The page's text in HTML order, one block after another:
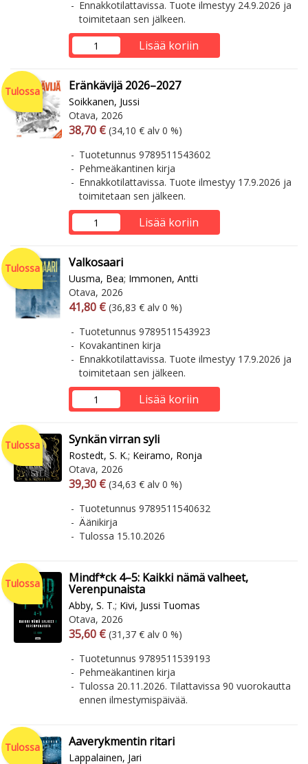
Ennakkotilattavissa. Tuote ilmestyy 24.9.2026 ja
toimitetaan sen jälkeen.
Lisää koriin
Tulossa Eränkävijä 2026–2027
Soikkanen, Jussi
Otava, 2026
Arvonlisäverollinen hinta
38,70 € Arvonlisäveroton hinta
(34,10 € alv 0 %)
Tuotetunnus 9789511543602
Pehmeäkantinen kirja
Ennakkotilattavissa. Tuote ilmestyy 17.9.2026 ja
toimitetaan sen jälkeen.
Lisää koriin
Tulossa Valkosaari
Uusma, Bea; Immonen, Antti
Otava, 2026
Arvonlisäverollinen hinta
41,80 € Arvonlisäveroton hinta
(36,83 € alv 0 %)
Tuotetunnus 9789511543923
Kovakantinen kirja
Ennakkotilattavissa. Tuote ilmestyy 17.9.2026 ja
toimitetaan sen jälkeen.
Lisää koriin
Tulossa Synkän virran syli
Rostedt, S. K.; Keiramo, Ronja
Otava, 2026
Arvonlisäverollinen hinta
39,30 € Arvonlisäveroton hinta
(34,63 € alv 0 %)
Tuotetunnus 9789511540632
Äänikirja
Tulossa 15.10.2026
Tulossa Mindf*ck 4–5: Kaikki nämä valheet,
Verenpunaista
Abby, S. T.; Kivi, Jussi Tuomas
Otava, 2026
Arvonlisäverollinen hinta
35,60 € Arvonlisäveroton hinta
(31,37 € alv 0 %)
Tuotetunnus 9789511539193
Pehmeäkantinen kirja
Tulossa 20.11.2026. Tilattavissa 90 vuorokautta
ennen ilmestymispäivää.
Tulossa Aaverykmentin ritari
Lappalainen, Jari